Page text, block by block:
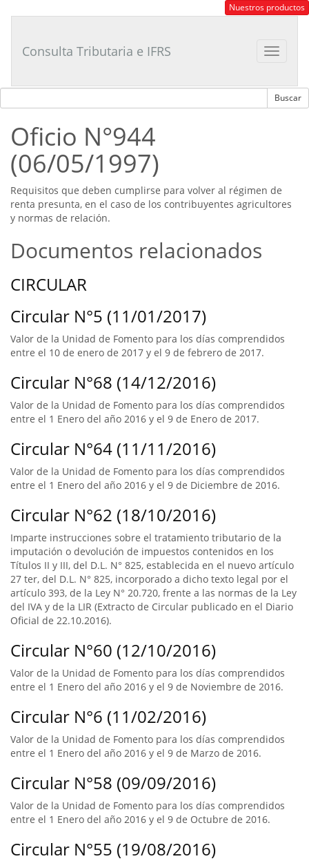
Tributario
Nuestros productos
Toggle
Consulta Tributaria e IFRS
Oficio N°944
(06/05/1997)
Requisitos que deben cumplirse para volver al régimen de
renta presunta, en el caso de los contribuyentes agricultores
y normas de relación.
Documentos relacionados
CIRCULAR
Circular N°5 (11/01/2017)
Valor de la Unidad de Fomento para los días comprendidos
entre el 10 de enero de 2017 y el 9 de febrero de 2017.
Circular N°68 (14/12/2016)
Valor de la Unidad de Fomento para los días comprendidos
entre el 1 Enero del año 2016 y el 9 de Enero de 2017.
Circular N°64 (11/11/2016)
Valor de la Unidad de Fomento para los días comprendidos
entre el 1 Enero del año 2016 y el 9 de Diciembre de 2016.
Circular N°62 (18/10/2016)
Imparte instrucciones sobre el tratamiento tributario de la
imputación o devolución de impuestos contenidos en los
Títulos II y III, del D.L. N° 825, establecida en el nuevo artículo
27 ter, del D.L. N° 825, incorporado a dicho texto legal por el
artículo 393, de la Ley N° 20.720, frente a las normas de la Ley
del IVA y de la LIR (Extracto de Circular publicado en el Diario
Oficial de 22.10.2016).
Circular N°60 (12/10/2016)
Valor de la Unidad de Fomento para los días comprendidos
entre el 1 Enero del año 2016 y el 9 de Noviembre de 2016.
Circular N°6 (11/02/2016)
Valor de la Unidad de Fomento para los días comprendidos
entre el 1 Enero del año 2016 y el 9 de Marzo de 2016.
Circular N°58 (09/09/2016)
Valor de la Unidad de Fomento para los días comprendidos
entre el 1 Enero del año 2016 y el 9 de Octubre de 2016.
Circular N°55 (19/08/2016)